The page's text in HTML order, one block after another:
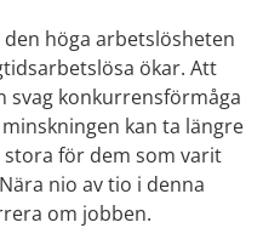
höga arbetslösheten
ökar. Att
svag konkurrensförmåga
kan ta längre
för dem som varit
nio av tio i denna
om jobben.